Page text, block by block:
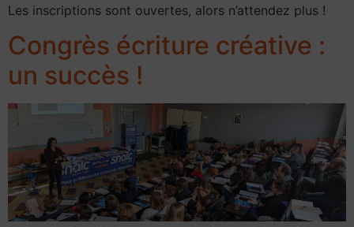
Les inscriptions sont ouvertes, alors n’attendez plus !
Congrès écriture créative :
un succès !